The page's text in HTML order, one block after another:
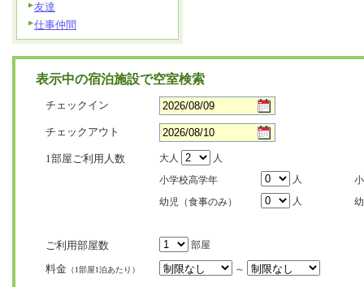
友達
仕事仲間
表示中の宿泊施設で空室検索
チェックイン
チェックアウト
1部屋ご利用人数 大人
人
小学校高学年
人
幼児（食事のみ）
人
ご利用部屋数 部屋
料金 （1部屋1泊あたり） ～